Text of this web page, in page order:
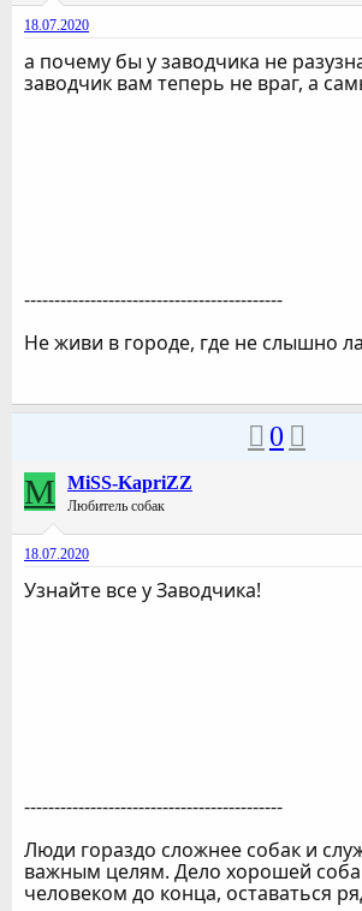
18.07.2020
а почему бы у заводчика не
заводчик вам теперь не враг, а
-------------------------------------------
Не живи в городе, где не слышно
0
M MiSS-KapriZZ
Любитель собак
18.07.2020
Узнайте все у Заводчика!
-------------------------------------------
Люди гораздо сложнее собак и
важным целям. Дело хорошей
человеком до конца, оставаться